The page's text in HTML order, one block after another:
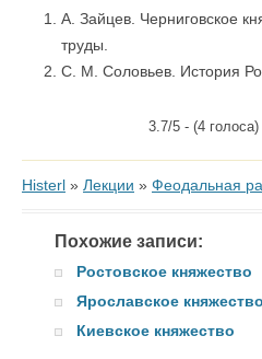
А. Зайцев. Черниговское
труды.
С. М. Соловьев. История
3.7/5 - (4 голоса)
Histerl » Лекции » Феодальная
Похожие записи:
Ростовское княжество
Ярославское княжество
Киевское княжество